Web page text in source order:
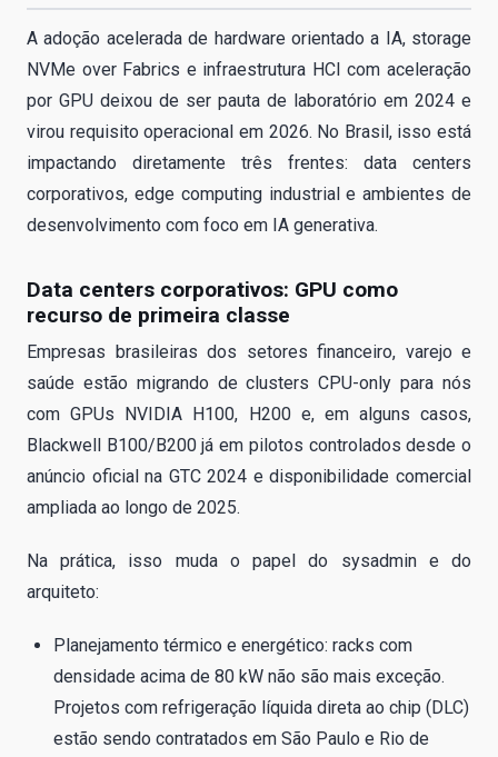
A adoção acelerada de hardware orientado a IA, storage
NVMe over Fabrics e infraestrutura HCI com aceleração
por GPU deixou de ser pauta de laboratório em 2024 e
virou requisito operacional em 2026. No Brasil, isso está
impactando diretamente três frentes: data centers
corporativos, edge computing industrial e ambientes de
desenvolvimento com foco em IA generativa.
Data centers corporativos: GPU como
recurso de primeira classe
Empresas brasileiras dos setores financeiro, varejo e
saúde estão migrando de clusters CPU-only para nós
com GPUs NVIDIA H100, H200 e, em alguns casos,
Blackwell B100/B200 já em pilotos controlados desde o
anúncio oficial na GTC 2024 e disponibilidade comercial
ampliada ao longo de 2025.
Na prática, isso muda o papel do sysadmin e do
arquiteto:
Planejamento térmico e energético: racks com
densidade acima de 80 kW não são mais exceção.
Projetos com refrigeração líquida direta ao chip (DLC)
estão sendo contratados em São Paulo e Rio de